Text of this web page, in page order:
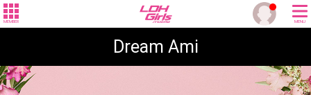
MEMBER MENU
Dream Ami